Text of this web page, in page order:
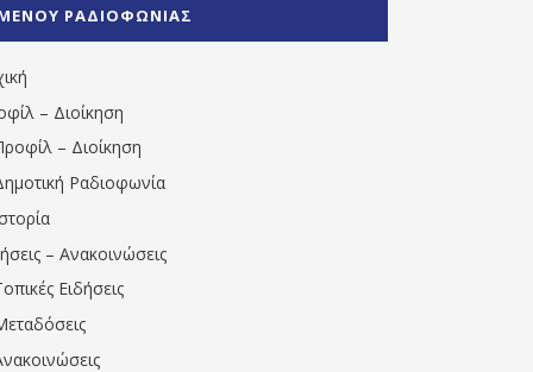
1531194763766854/" artist="" ]
ΡΑΔΙΟΦΩΝΙΑΣ
– Διοίκηση
– Διοίκηση
Ραδιοφωνία
– Ανακοινώσεις
Ειδήσεις